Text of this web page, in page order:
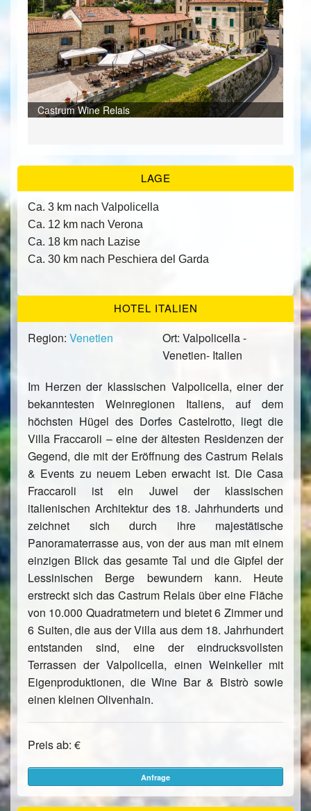
ÜBER UNS
KONTAKT/ANFRAGE
FEEDBACKS
Castrum Wine Relais
LAGE
Ca. 3 km nach Valpolicella
Ca. 12 km nach Verona
Ca. 18 km nach Lazise
Ca. 30 km nach Peschiera del Garda
HOTEL ITALIEN
Region: Venetien
Ort: Valpolicella -
Venetien- Italien
Im Herzen der klassischen Valpolicella, einer der
bekanntesten Weinregionen Italiens, auf dem
höchsten Hügel des Dorfes Castelrotto, liegt die
Villa Fraccaroli – eine der ältesten Residenzen der
Gegend, die mit der Eröffnung des Castrum Relais
& Events zu neuem Leben erwacht ist. Die Casa
Fraccaroli ist ein Juwel der klassischen
italienischen Architektur des 18. Jahrhunderts und
zeichnet sich durch ihre majestätische
Panoramaterrasse aus, von der aus man mit einem
einzigen Blick das gesamte Tal und die Gipfel der
Lessinischen Berge bewundern kann. Heute
erstreckt sich das Castrum Relais über eine Fläche
von 10.000 Quadratmetern und bietet 6 Zimmer und
6 Suiten, die aus der Villa aus dem 18. Jahrhundert
entstanden sind, eine der eindrucksvollsten
Terrassen der Valpolicella, einen Weinkeller mit
Eigenproduktionen, die Wine Bar & Bistrò sowie
einen kleinen Olivenhain.
Preis ab: €
Anfrage